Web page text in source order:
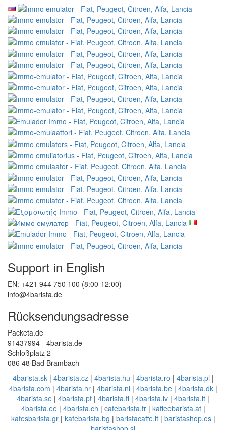
Support in English
EN: +421 944 750 100 (8:00-12:00)
info@4barista.de
Rücksendungsadresse
Packeta.de
91437994 - 4barista.de
Schloßplatz 2
086 48 Bad Brambach
4barista.sk| 4barista.cz| 4barista.hu | 4barista.ro | 4barista.pl |
4barista.com | 4barista.hr| 4barista.nl | 4barista.be| 4barista.dk|
4barista.se | 4barista.pt | 4barista.fi | 4barista.lv | 4barista.lt |
4barista.ee| 4barista.ch | cafebarista.fr| kaffeebarista.at|
kafesbarista.gr| kafebarista.bg | baristacaffe.it| baristashop.es|